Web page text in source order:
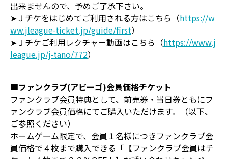
出来ませんので、予めご了承下さい。
➤Ｊチケをはじめてご利用される方はこちら（https://w
ww.jleague-ticket.jp/guide/first）
➤Ｊチケご利用レクチャー動画はこちら（https://www.j
league.jp/j-tano/772）
■ファンクラブ(アビーゴ)会員価格チケット
ファンクラブ会員特典として、前売券・当日券ともにフ
ァンクラブ会員価格にてご購入いただけます。（以下、
ご参照ください）
ホームゲーム限定で、会員１名様につきファンクラブ会
員価格で４枚まで購入できる「【ファンクラブ会員はチ